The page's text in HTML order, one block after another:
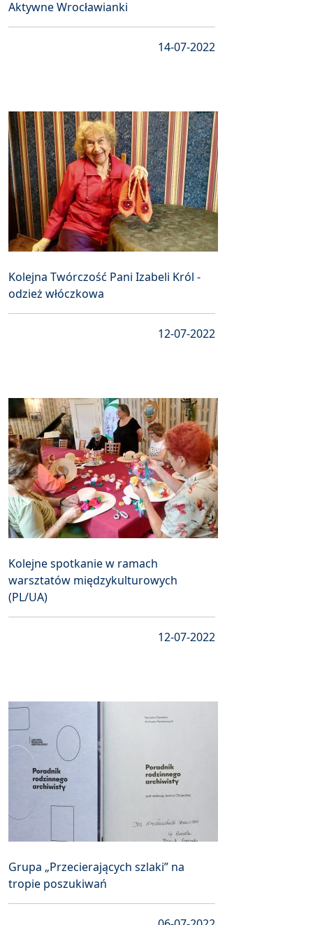
Aktywne Wrocławianki
14-07-2022
Kolejna Twórczość Pani Izabeli Król -
odzież włóczkowa
12-07-2022
Kolejne spotkanie w ramach
warsztatów międzykulturowych
(PL/UA)
12-07-2022
Grupa „Przecierających szlaki” na
tropie poszukiwań